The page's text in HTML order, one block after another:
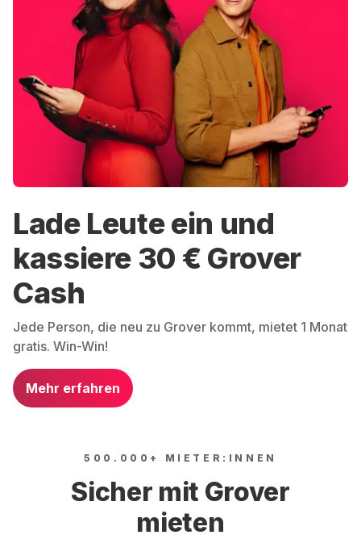
Lade Leute ein und
kassiere 30 € Grover
Cash
Jede Person, die neu zu Grover kommt, mietet 1 Monat
gratis. Win-Win!
Mehr erfahren
500.000+ MIETER:INNEN
Sicher mit Grover
mieten